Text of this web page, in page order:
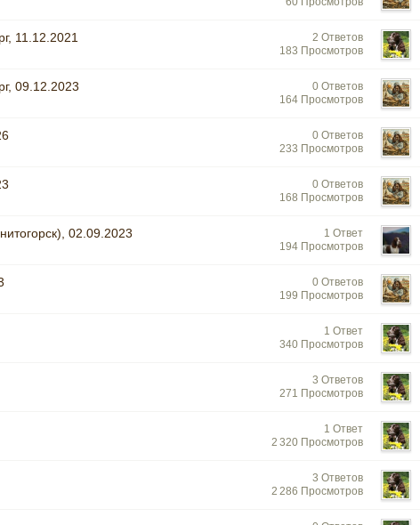
11.12.2021
2 Ответов
183 Просмотров
09.12.2023
0 Ответов
164 Просмотров
0 Ответов
233 Просмотров
0 Ответов
168 Просмотров
02.09.2023
1 Ответ
194 Просмотров
0 Ответов
199 Просмотров
1 Ответ
340 Просмотров
3 Ответов
271 Просмотров
1 Ответ
2 320 Просмотров
3 Ответов
2 286 Просмотров